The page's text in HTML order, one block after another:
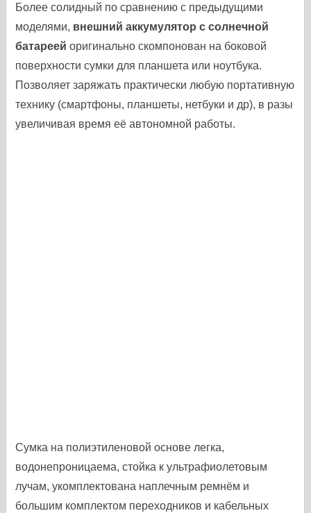
Более солидный по сравнению с предыдущими
моделями, внешний аккумулятор с солнечной
батареей оригинально скомпонован на боковой
поверхности сумки для планшета или ноутбука.
Позволяет заряжать практически любую портативную
технику (смартфоны, планшеты, нетбуки и др), в разы
увеличивая время её автономной работы.
Сумка на полиэтиленовой основе легка,
водонепроницаема, стойка к ультрафиолетовым
лучам, укомплектована наплечным ремнём и
большим комплектом переходников и кабельных